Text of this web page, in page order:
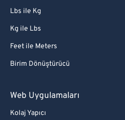
Lbs ile Kg
Kg ile Lbs
Feet ile Meters
Birim Dönüştürücü
Web Uygulamaları
Kolaj Yapıcı